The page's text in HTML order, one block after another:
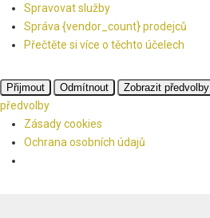
Spravovat služby
Správa {vendor_count} prodejců
Přečtěte si více o těchto účelech
Přijmout Odmítnout Zobrazit předvolby
předvolby
Zásady cookies
Ochrana osobních údajů